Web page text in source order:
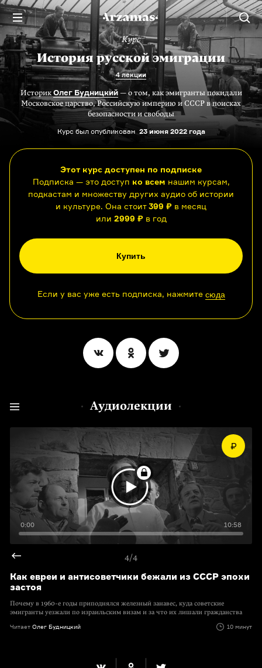
Курс
История русской эмиграции
4 лекции
ИсторикОлег Будницкий— о том, как эмигранты покидали
Московское царство, Российскую империю и СССР в поисках
безопасности и свободы
Курс был опубликован 23 июня 2022 года
Этот курс доступен по подписке
Подписка — это доступ ко всем нашим курсам,
подкастам и множеству других аудио об истории
и культуре. Она стоит399 ₽ в месяц
или 2999 ₽в год
Купить
Если у вас уже есть подписка, нажмите сюда
Аудиолекции
0:00 10:58
4/4
Как евреи и антисоветчики бежали из СССР эпохи
застоя
Почему в 1960-е годы приподнялся железный занавес, куда советские
эмигранты уезжали по израильским визам и за что их лишали гражданства
Читает Олег Будницкий 10 минут